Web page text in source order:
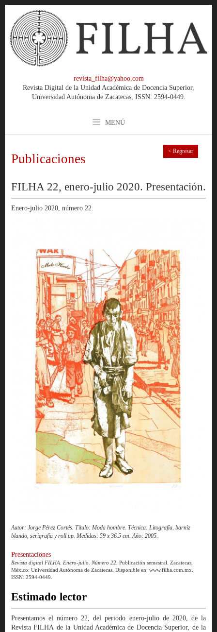
revista_filha@yahoo.com
Revista Digital de la Unidad Académica de Docencia Superior,
Universidad Autónoma de Zacatecas, ISSN: 2594-0449.
MENÚ
< Regresar
Publicaciones
FILHA 22, enero-julio 2020. Presentación.
Enero-julio 2020, número 22.
Autor: Jorge Pérez Cortés. Título: Moda hombre. Técnica: Litografía, barniz
blando, serigrafía y roll up. Medidas: 59 x 36.5 cm. Año: 2005.
Presentaciones
Revista digital FILHA. Enero-julio. Número 22. Publicación semestral. Zacatecas,
México: Universidad Autónoma de Zacatecas. Disponible en: www.filha.com.mx.
ISSN: 2594-0449.
Estimado lector
Presentamos el número 22, del periodo enero-julio de 2020, de la
Revista FILHA de la Unidad Académica de Docencia Superior, de la